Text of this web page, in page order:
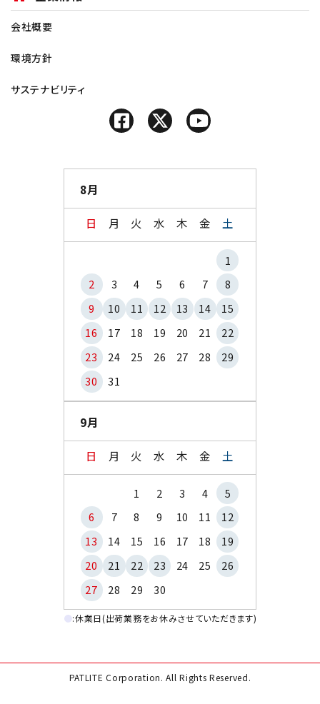
会社概要
環境方針
サステナビリティ
8月
日 月 火 水 木 金 土
1
2
3 4 5 6 7
8
9
10 11 12 13 14
15
16
17 18 19 20 21
22
23
24 25 26 27 28
29
30
31
9月
日 月 火 水 木 金 土
1 2 3 4
5
6
7 8 9 10 11
12
13
14 15 16 17 18
19
20
21 22 23 24 25
26
27
28 29 30
●:休業日(出荷業務をお休みさせていただきます)
PATLITE Corporation. All Rights Reserved.